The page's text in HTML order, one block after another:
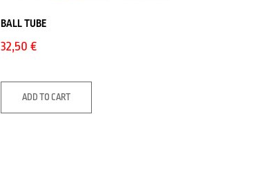
BALL TUBE
32,50€
ADD TO CART